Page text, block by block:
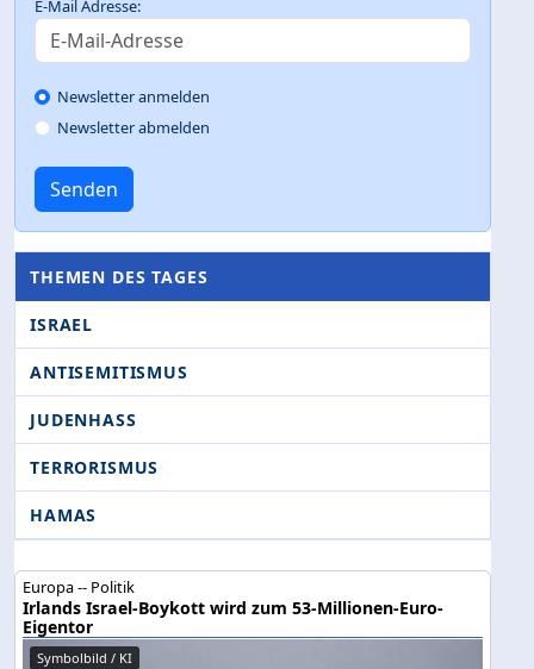
E-Mail Adresse:
Newsletter anmelden
Newsletter abmelden
Senden
THEMEN DES TAGES
ISRAEL
ANTISEMITISMUS
JUDENHASS
TERRORISMUS
HAMAS
Europa -- Politik
Irlands Israel-Boykott wird zum 53-Millionen-Euro-
Eigentor
Symbolbild / KI